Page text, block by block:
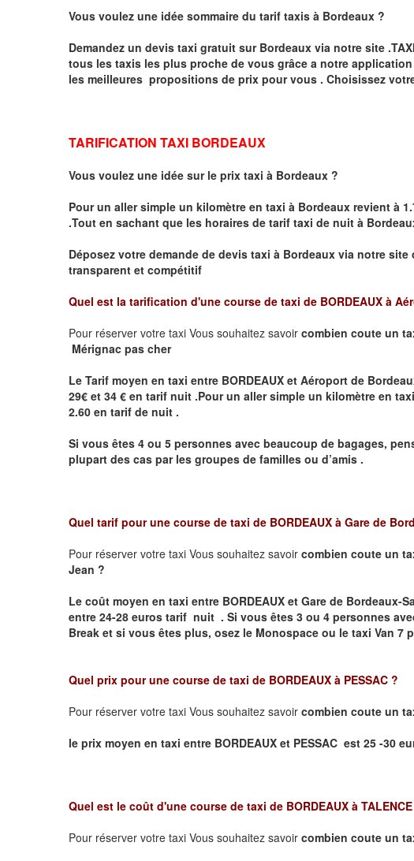
Vous voulez une idée sommaire du tarif taxis à Bordeaux ?
Demandez un devis taxi gratuit sur Bordeaux via notre site
tous les taxis les plus proche de vous grâce a notre
les meilleures propositions de prix pour vous . Choisissez
TARIFICATION TAXI BORDEAUX
Vous voulez une idée sur le prix taxi à Bordeaux ?
Pour un aller simple un kilomètre en taxi à Bordeaux revient à
.Tout en sachant que les horaires de tarif taxi de nuit à
Déposez votre demande de devis taxi à Bordeaux via notre site
transparent et compétitif
Quel est la tarification d'une course de taxi de BORDEAUX à
Pour réserver votre taxi Vous souhaitez savoir combien coute un
Mérignac pas cher
Le Tarif moyen en taxi entre BORDEAUX et Aéroport de
29€ et 34 € en tarif nuit .Pour un aller simple un kilomètre en
2.60 en tarif de nuit .
Si vous êtes 4 ou 5 personnes avec beaucoup de bagages,
plupart des cas par les groupes de familles ou d’amis .
Quel tarif pour une course de taxi de BORDEAUX à Gare de
Pour réserver votre taxi Vous souhaitez savoir combien coute un
Jean ?
Le coût moyen en taxi entre BORDEAUX et Gare de Bordeaux-
entre 24-28 euros tarif nuit . Si vous êtes 3 ou 4 personnes
Break et si vous êtes plus, osez le Monospace ou le taxi Van 7
Quel prix pour une course de taxi de BORDEAUX à PESSAC ?
Pour réserver votre taxi Vous souhaitez savoir combien coute un
le prix moyen en taxi entre BORDEAUX et PESSAC est 25 -30
Quel est le coût d'une course de taxi de BORDEAUX à TALENCE
Pour réserver votre taxi Vous souhaitez savoir combien coute un